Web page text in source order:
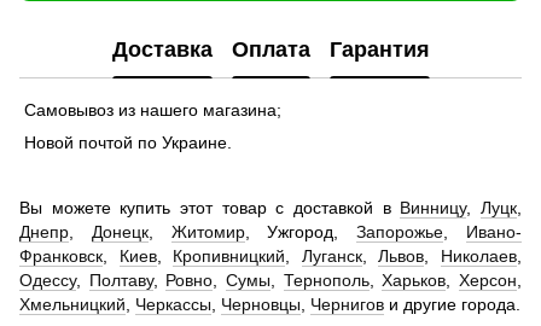
Доставка Оплата Гарантия
Самовывоз из нашего магазина;
Новой почтой по Украине.
Вы можете купить этот товар с доставкой в Винницу,Луцк
Днепр
Донецк, Житомир, Ужгород,Запорожье
Ивано-
Франковск
Киев, Кропивницкий Луганск,Львов Николаев
Одессу, Полтаву, Ровно ,Сумы Тернополь,Харьков ,Херсон
Хмельницкий
Черкассы Черновцы Чернигов и другие города.